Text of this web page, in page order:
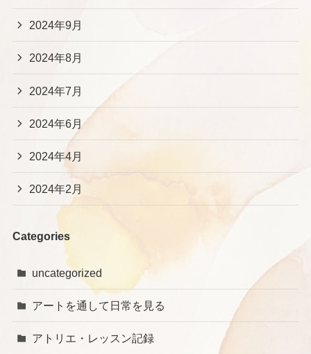
2024年9月
2024年8月
2024年7月
2024年6月
2024年4月
2024年2月
Categories
uncategorized
アートを通して日常を見る
アトリエ・レッスン記録